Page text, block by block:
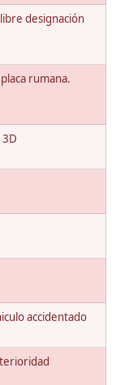
designación
rumana.
3D
accidentado